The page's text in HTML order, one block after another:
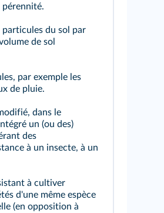
pérennité.
du sol par
de sol
par exemple les
de pluie.
dans le
un (ou des)
des
à un insecte, à un
à cultiver
d'une même espèce
(en opposition à